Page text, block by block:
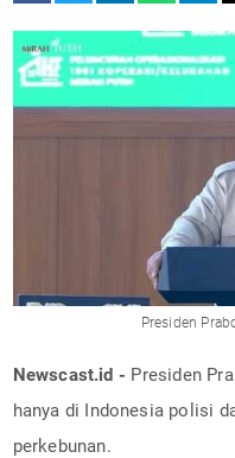
Presiden
Newscast.id - Presiden
hanya di Indonesia polisi
perkebunan.